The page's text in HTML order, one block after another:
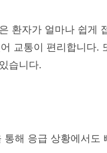
환자가 얼마나 쉽게
교통이 편리합니다.
습니다.
해 응급 상황에서도